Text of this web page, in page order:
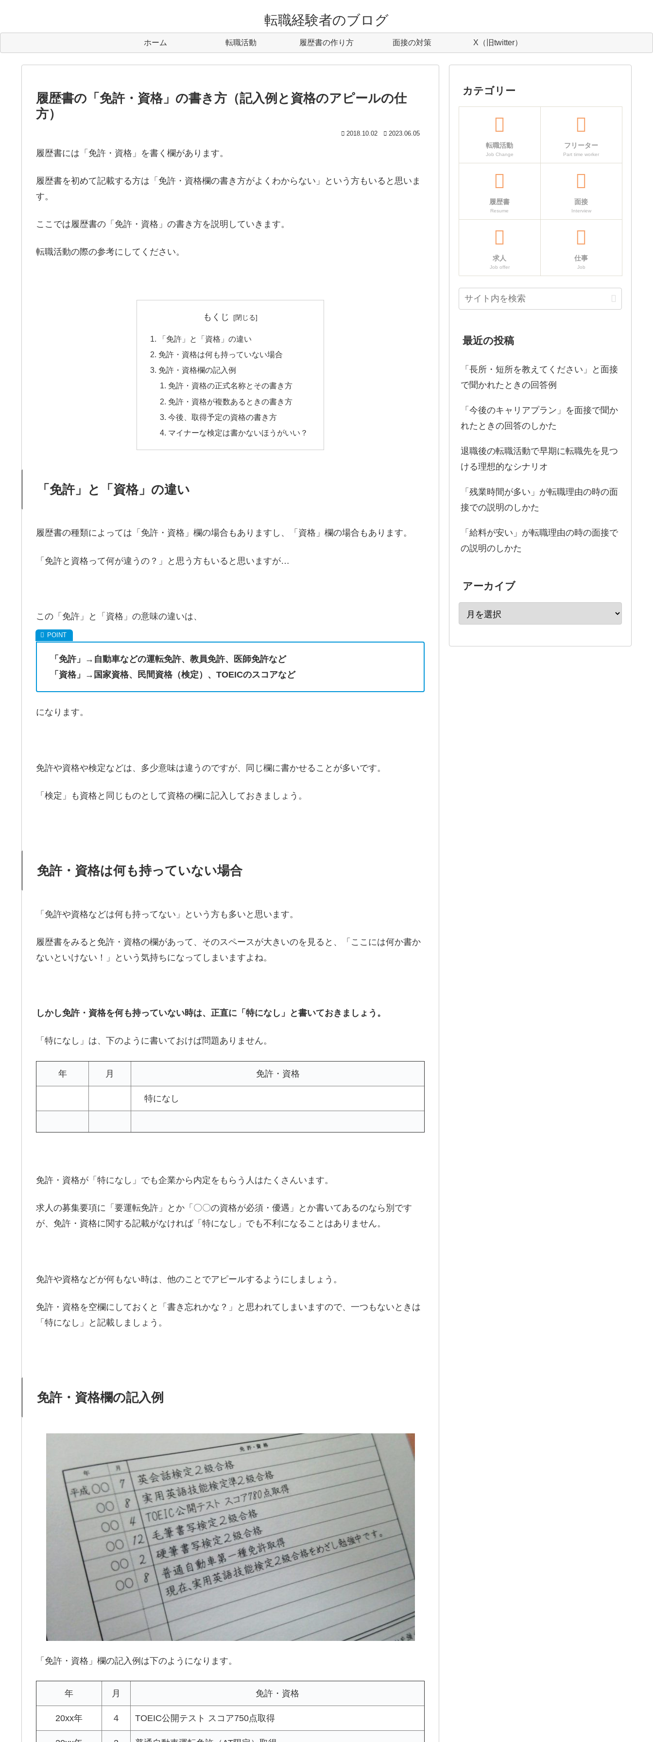
転職経験者のブログ
ホーム 転職活動 履歴書の作り方 面接の対策 X（旧twitter）
履歴書の「免許・資格」の書き方（記入例と資格のアピールの仕
方）
2018.10.02 2023.06.05
履歴書には「免許・資格」を書く欄があります。
履歴書を初めて記載する方は「免許・資格欄の書き方がよくわからない」という方もいると思いま
す。
ここでは履歴書の「免許・資格」の書き方を説明していきます。
転職活動の際の参考にしてください。
もくじ
「免許」と「資格」の違い
免許・資格は何も持っていない場合
免許・資格欄の記入例
免許・資格の正式名称とその書き方
免許・資格が複数あるときの書き方
今後、取得予定の資格の書き方
マイナーな検定は書かないほうがいい？
「免許」と「資格」の違い
履歴書の種類によっては「免許・資格」欄の場合もありますし、「資格」欄の場合もあります。
「免許と資格って何が違うの？」と思う方もいると思いますが…
この「免許」と「資格」の意味の違いは、
「免許」→自動車などの運転免許、教員免許、医師免許など
「資格」→国家資格、民間資格（検定）、TOEICのスコアなど
になります。
免許や資格や検定などは、多少意味は違うのですが、同じ欄に書かせることが多いです。
「検定」も資格と同じものとして資格の欄に記入しておきましょう。
免許・資格は何も持っていない場合
「免許や資格などは何も持ってない」という方も多いと思います。
履歴書をみると免許・資格の欄があって、そのスペースが大きいのを見ると、「ここには何か書か
ないといけない！」という気持ちになってしまいますよね。
しかし免許・資格を何も持っていない時は、正直に「特になし」と書いておきましょう。
「特になし」は、下のように書いておけば問題ありません。
年 月 免許・資格
特になし
免許・資格が「特になし」でも企業から内定をもらう人はたくさんいます。
求人の募集要項に「要運転免許」とか「〇〇の資格が必須・優遇」とか書いてあるのなら別です
が、免許・資格に関する記載がなければ「特になし」でも不利になることはありません。
免許や資格などが何もない時は、他のことでアピールするようにしましょう。
免許・資格を空欄にしておくと「書き忘れかな？」と思われてしまいますので、一つもないときは
「特になし」と記載しましょう。
免許・資格欄の記入例
「免許・資格」欄の記入例は下のようになります。
年 月 免許・資格
20xx年 ４ TOEIC公開テスト スコア750点取得
カテゴリー
転職活動
Job Change
フリーター
Part time worker
履歴書
Resume
面接
Interview
求人
Job offer
仕事
Job
最近の投稿
「長所・短所を教えてください」と面接
で聞かれたときの回答例
「今後のキャリアプラン」を面接で聞か
れたときの回答のしかた
退職後の転職活動で早期に転職先を見つ
ける理想的なシナリオ
「残業時間が多い」が転職理由の時の面
接での説明のしかた
「給料が安い」が転職理由の時の面接で
の説明のしかた
アーカイブ